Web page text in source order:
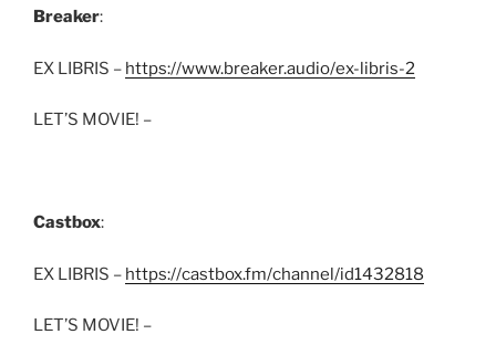
Breaker:
EX LIBRIS – https://www.breaker.audio/ex-libris-2
LET’S MOVIE! –
Castbox:
EX LIBRIS – https://castbox.fm/channel/id1432818
LET’S MOVIE! –